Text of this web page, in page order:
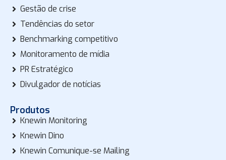
Gestão de crise
Tendências do setor
Benchmarking competitivo
Monitoramento de mídia
PR Estratégico
Divulgador de notícias
Produtos
Knewin Monitoring
Knewin Dino
Knewin Comunique-se Mailing